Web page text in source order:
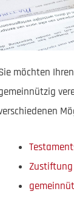
möchten
Zustiftung